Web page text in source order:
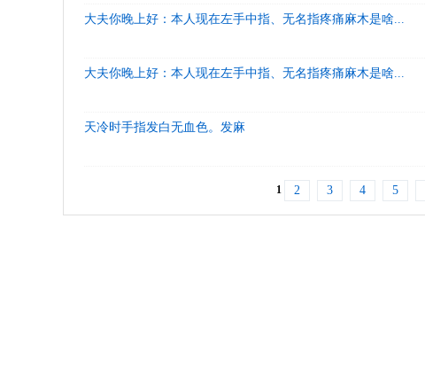
大夫你晚上好：本人现在左手中指、无名指疼痛麻木是啥...
大夫你晚上好：本人现在左手中指、无名指疼痛麻木是啥...
天冷时手指发白无血色。发麻
1 2 3 4 5